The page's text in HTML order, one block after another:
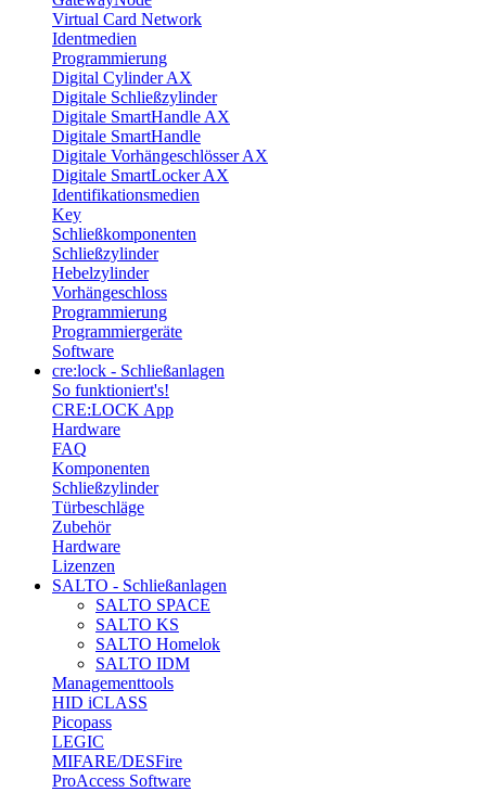
Virtual Card Network
Identmedien
Programmierung
Digital Cylinder AX
Digitale Schließzylinder
Digitale SmartHandle AX
Digitale SmartHandle
Digitale Vorhängeschlösser AX
Digitale SmartLocker AX
Identifikationsmedien
Key
Schließkomponenten
Schließzylinder
Hebelzylinder
Vorhängeschloss
Programmierung
Programmiergeräte
Software
cre:lock - Schließanlagen
So funktioniert's!
CRE:LOCK App
Hardware
FAQ
Komponenten
Schließzylinder
Türbeschläge
Zubehör
Hardware
Lizenzen
SALTO - Schließanlagen
SALTO SPACE
SALTO KS
SALTO Homelok
SALTO IDM
Managementtools
HID iCLASS
Picopass
LEGIC
MIFARE/DESFire
ProAccess Software